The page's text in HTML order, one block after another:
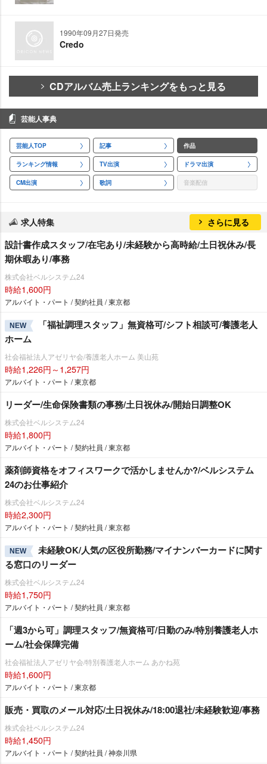
1990年09月27日発売
Credo
CDアルバム売上ランキングをもっと見る
芸能人事典
芸能人TOP 記事 作品
ランキング情報 TV出演 ドラマ出演
CM出演 歌詞 音楽配信
求人特集 さらに見る
設計書作成スタッフ/在宅あり/未経験から高時給/土日祝休み/長
期休暇あり/事務
株式会社ベルシステム24
時給1,600円
アルバイト・パート / 契約社員 / 東京都
NEW
「福祉調理スタッフ」無資格可/シフト相談可/養護老人
ホーム
社会福祉法人アゼリヤ会/養護老人ホーム 美山苑
時給1,226円～1,257円
アルバイト・パート / 東京都
リーダー/生命保険書類の事務/土日祝休み/開始日調整OK
株式会社ベルシステム24
時給1,800円
アルバイト・パート / 契約社員 / 東京都
薬剤師資格をオフィスワークで活かしませんか?/ベルシステム
24のお仕事紹介
株式会社ベルシステム24
時給2,300円
アルバイト・パート / 契約社員 / 東京都
NEW
未経験OK/人気の区役所勤務/マイナンバーカードに関す
る窓口のリーダー
株式会社ベルシステム24
時給1,750円
アルバイト・パート / 契約社員 / 東京都
「週3から可」調理スタッフ/無資格可/日勤のみ/特別養護老人ホ
ーム/社会保障完備
社会福祉法人アゼリヤ会/特別養護老人ホーム あかね苑
時給1,600円
アルバイト・パート / 東京都
販売・買取のメール対応/土日祝休み/18:00退社/未経験歓迎/事務
株式会社ベルシステム24
時給1,450円
アルバイト・パート / 契約社員 / 神奈川県